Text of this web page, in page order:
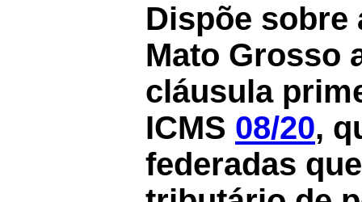
Dispõe sobre
Mato Grosso
cláusula
ICMS 08/20,
federadas